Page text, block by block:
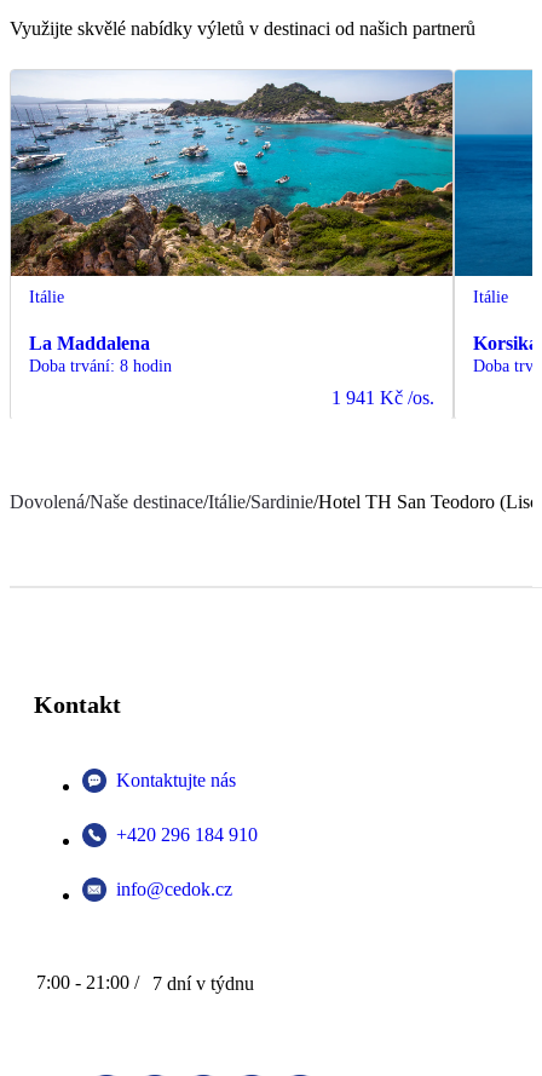
Využijte skvělé nabídky výletů v destinaci od našich partnerů
Itálie
La Maddalena
Doba trvání: 8 hodin
1 941 Kč /os.
Itálie
Korsika
Doba
Dovolená/Naše destinace/Itálie/Sardinie/Hotel TH San Teodoro
Kontakt
Kontaktujte nás
+420 296 184 910
info@cedok.cz
7:00 - 21:00 / 7 dní v týdnu